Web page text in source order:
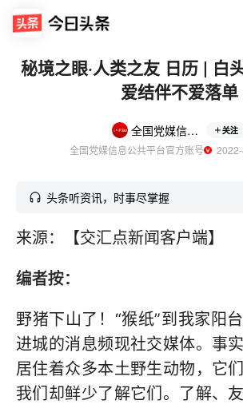
秘境之眼·人类之友 日历 | 白
爱结伴不爱落单
全国党媒信息公共平台 关注
全国党媒信息公共平台官方账号
头条听资讯，时事尽掌握
来源：【交汇点新闻客户端】
编者按：
野猪下山了！“猴纸”到我家阳
进城的消息频现社交媒体。事
居住着众多本土野生动物，它
我们却鲜少了解它们。了解、